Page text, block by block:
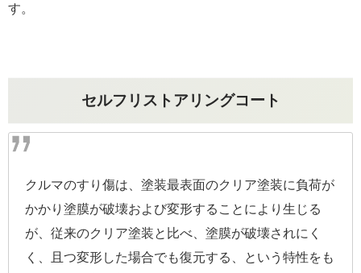
す。
セルフリストアリングコート
クルマのすり傷は、塗装最表面のクリア塗装に負荷が
かかり塗膜が破壊および変形することにより生じる
が、従来のクリア塗装と比べ、塗膜が破壊されにく
く、且つ変形した場合でも復元する、という特性をも